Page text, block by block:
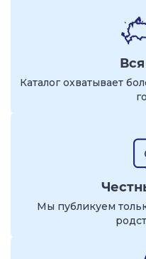
Каталог охватывает
Мы публикуем